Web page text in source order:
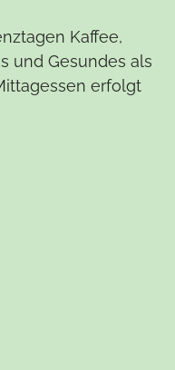
Kaffee,
und Gesundes als
erfolgt